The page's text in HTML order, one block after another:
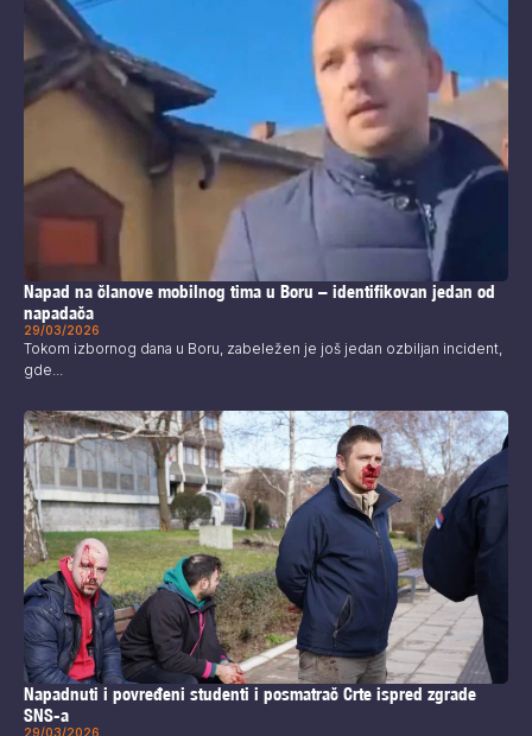
Napad na članove mobilnog tima u Boru – identifikovan jedan od
napadača
29/03/2026
Tokom izbornog dana u Boru, zabeležen je još jedan ozbiljan incident,
gde...
Napadnuti i povređeni studenti i posmatrač Crte ispred zgrade
SNS-a
29/03/2026